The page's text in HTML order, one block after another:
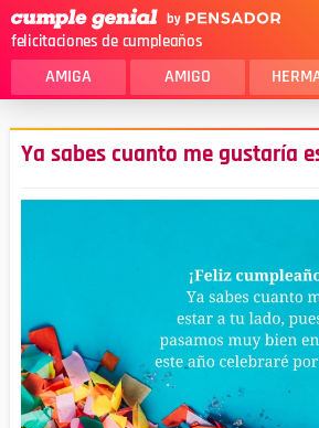
felicitaciones de cumpleaños
AMIGA AMIGO
MAMA
PAPA
TIA
Ya sabes cuanto me gustaría